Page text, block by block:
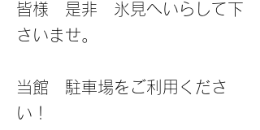
皆様 是非 氷見へいらして下
さいませ。
当館 駐車場をご利用くださ
い！